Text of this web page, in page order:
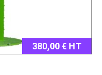
380,00 € HT